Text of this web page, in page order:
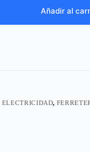
Añadir al
ELECTRICIDAD,